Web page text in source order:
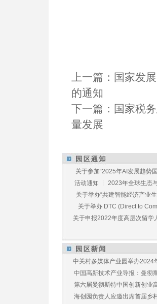
上一篇： 国家发
的通知
下一篇： 国家税
量发展
关于参加“2025年AI发展趋势
活动通知 ┆ 2023年全球生态
关于举办“共建智能经济产业
关于举办 DTC (Direct to
关于申报2022年度高层次留学
中关村多媒体产业园举办2024
中国高新技术产业导报：曼彻
第六届曼彻斯特中国创新创业
海创园负责人应邀出席首届乡